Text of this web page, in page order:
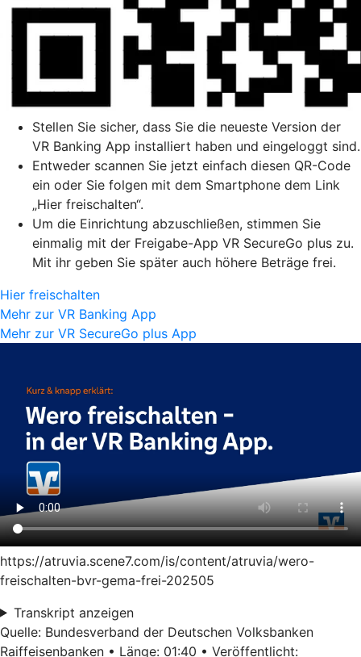
Stellen Sie sicher, dass Sie die neueste Version der
VR Banking App installiert haben und eingeloggt sind.
Entweder scannen Sie jetzt einfach diesen QR-Code
ein oder Sie folgen mit dem Smartphone dem Link
„Hier freischalten“.
Um die Einrichtung abzuschließen, stimmen Sie
einmalig mit der Freigabe-App VR SecureGo plus zu.
Mit ihr geben Sie später auch höhere Beträge frei.
Hier freischalten
Mehr zur VR Banking App
Mehr zur VR SecureGo plus App
https://atruvia.scene7.com/is/content/atruvia/wero-
freischalten-bvr-gema-frei-202505
Transkript anzeigen
Quelle: Bundesverband der Deutschen Volksbanken
Raiffeisenbanken • Länge: 01:40 • Veröffentlicht: